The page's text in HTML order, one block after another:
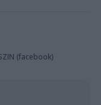
(facebook)